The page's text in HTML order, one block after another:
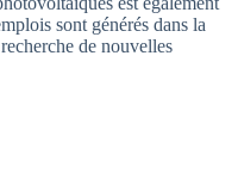
sont générés dans la
de nouvelles